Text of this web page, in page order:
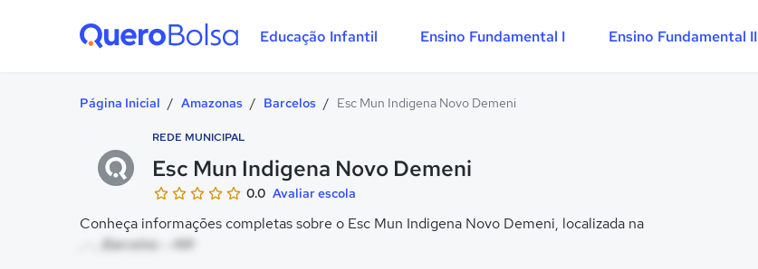
Educação Infantil Ensino Fundamental I Ensino Fundamental II
Página Inicial / Amazonas / Barcelos / Esc Mun Indigena Novo Demeni
REDE MUNICIPAL
Esc Mun Indigena Novo Demeni
0.0 Avaliar escola
Conheça informações completas sobre o Esc Mun Indigena Novo Demeni, localizada na
, - , Barcelos - AM